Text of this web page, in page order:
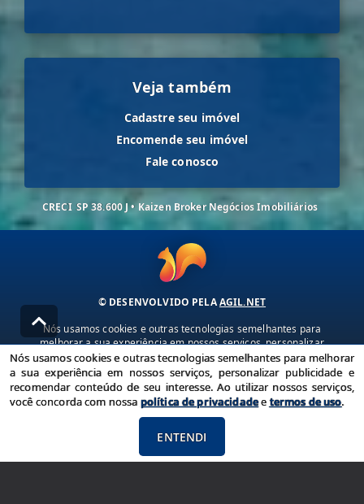
Veja também
Cadastre seu imóvel
Encomende seu imóvel
Fale conosco
CRECI SP 38.600 J • Kaizen Broker Negócios Imobiliários
© DESENVOLVIDO PELAAGIL.NET
Nós usamos cookies e outras tecnologias semelhantes para
melhorar a sua experiência em nossos serviços, personalizar
publicidade e recomendar conteúdo de seu interesse. Ao utilizar
nossos serviços, você concorda com nossa política de privacidade e
termos de uso.
Política de Privacidade Termos de uso
Nós usamos cookies e outras tecnologias semelhantes para melhorar
a sua experiência em nossos serviços, personalizar publicidade e
recomendar conteúdo de seu interesse. Ao utilizar nossos serviços,
você concorda com nossa política de privacidadeetermos de uso.
ENTENDI